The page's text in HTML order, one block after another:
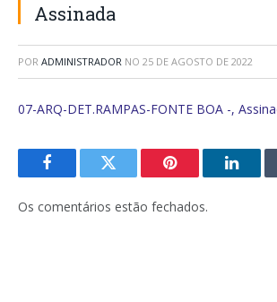
Assinada
POR ADMINISTRADOR NO 25 DE AGOSTO DE 2022
07-ARQ-DET.RAMPAS-FONTE BOA -,
FacebookTwitter Pinterest O
Os comentários estão fechados.